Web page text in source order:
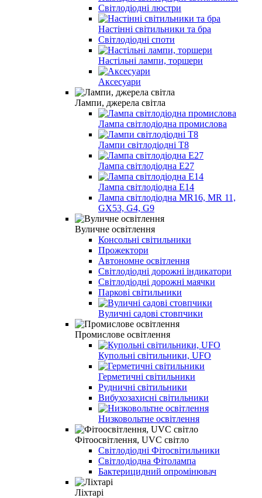
Світлодіодні люстри
Настінні світильники та бра
Світлодіодні споти
Настільні лампи, торшери
Аксесуари
Лампи, джерела світла
Лампа світлодіодна промислова
Лампи світлодіодні Т8
Лампа світлодіодна E27
Лампа світлодіодна E14
Лампа світлодіодна MR16, MR 11,
GX53, G4, G9
Вуличне освітлення
Консольні світильники
Прожектори
Автономне освітлення
Світлодіодні дорожні індикатори
Світлодіодні дорожні маячки
Паркові світильники
Вуличні садові стовпчики
Промислове освітлення
Купольні світильники, UFO
Герметичні світильники
Рудничні світильники
Вибухозахисні світильники
Низковольтне освітлення
Фітоосвітлення, UVC світло
Світлодіодні Фітосвітильники
Світлодіодна Фітолампа
Бактерицидний опромінювач
Ліхтарі